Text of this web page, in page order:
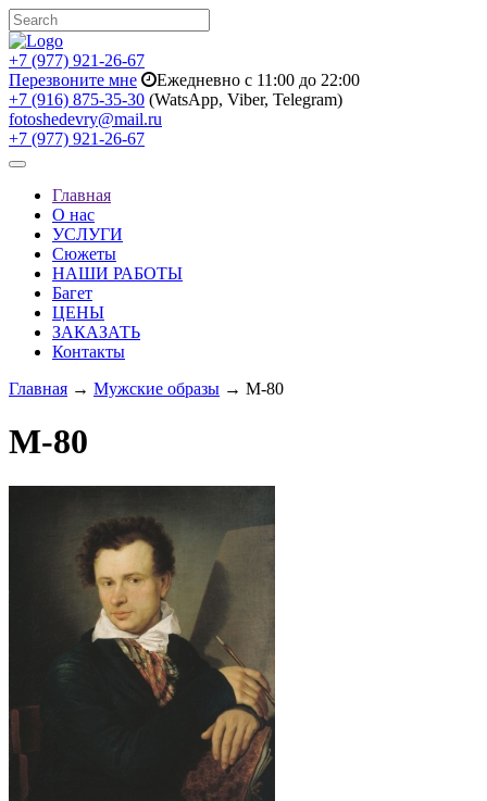
+7 (977) 921-26-67
Перезвоните мне
Ежедневно с 11:00 до 22:00
+7 (916) 875-35-30 (WatsApp, Viber, Telegram)
fotoshedevry@mail.ru
+7 (977) 921-26-67
Toggle
navigationГлавная
О нас
УСЛУГИ
Сюжеты
НАШИ РАБОТЫ
Багет
ЦЕНЫ
ЗАКАЗАТЬ
Контакты
Главная → Мужские образы → M-80
M-80